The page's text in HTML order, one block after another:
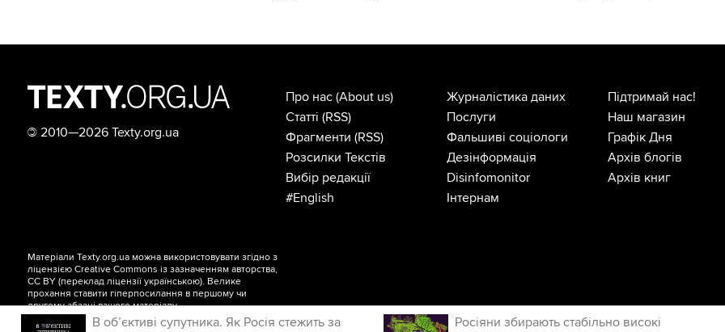
В об’єктиві супутника. Як Росія стежить за
Росіяни збирають стабільно високі
© 2010—2026 Texty.org.ua
Про нас (About us)
Статті (RSS)
Фрагменти (RSS)
Розсилки Текстів
Вибір редакції
#English
Журналістика даних
Послуги
Фальшиві соціологи
Дезінформація
Disinfomonitor
Інтернам
Підтримай нас!
Наш магазин
Графік Дня
Архів блогів
Архів книг
Матеріали Texty.org.ua можна використовувати згідно з
ліцензієюCreative Commons із зазначенням авторства,
CC BY (переклад ліцензіїукраїнською). Велике
прохання ставити гіперпосилання в першому чи
другому абзаці вашого матеріалу.